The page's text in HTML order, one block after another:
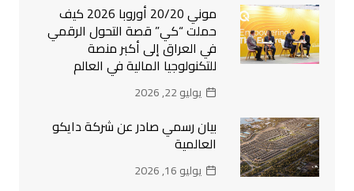
موني 20/20 أوروبا 2026 كيف
حملت “كي” قصة التحول الرقمي
في العراق إلى أكبر منصة
للتكنولوجيا المالية في العالم
يوليو 22, 2026
بيان رسمي صادر عن شركة دايكو
العالمية
يوليو 16, 2026